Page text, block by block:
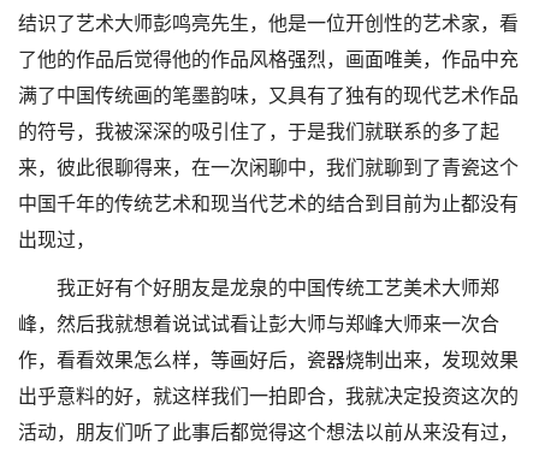
结识了艺术大师彭鸣亮先生，他是一位开创性的艺术家，看
了他的作品后觉得他的作品风格强烈，画面唯美，作品中充
满了中国传统画的笔墨韵味，又具有了独有的现代艺术作品
的符号，我被深深的吸引住了，于是我们就联系的多了起
来，彼此很聊得来，在一次闲聊中，我们就聊到了青瓷这个
中国千年的传统艺术和现当代艺术的结合到目前为止都没有
出现过，
我正好有个好朋友是龙泉的中国传统工艺美术大师郑
峰，然后我就想着说试试看让彭大师与郑峰大师来一次合
作，看看效果怎么样，等画好后，瓷器烧制出来，发现效果
出乎意料的好，就这样我们一拍即合，我就决定投资这次的
活动，朋友们听了此事后都觉得这个想法以前从来没有过，